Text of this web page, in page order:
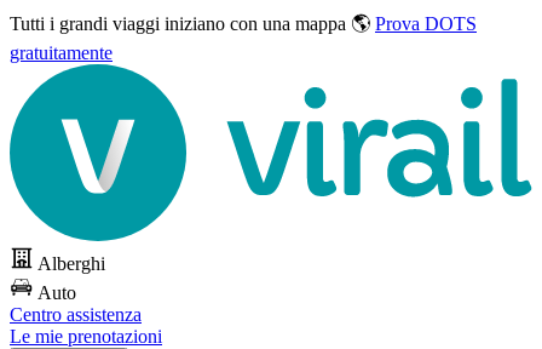
Tutti i grandi viaggi iniziano con una mappa 🌎 Prova DOTS
gratuitamente
Alberghi
Auto
Centro assistenza
Le mie prenotazioni